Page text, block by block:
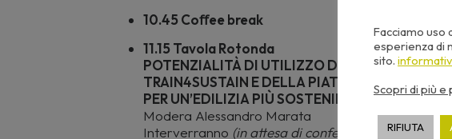
10.45 Coﬀee break
11.15 Tavola Rotonda
POTENZIALITÀ DI UTILIZZO DELLO STANDARD
TRAIN4SUSTAIN E DELLA PIATTAFORMA ESR E
PER UN’EDILIZIA PIÙ SOSTENIBILE
Modera Alessandro Marata
Interverranno (in attesa di conferna)
Facciamo uso
esperienza di
sito.
Scopri di più e
RIFIUTA